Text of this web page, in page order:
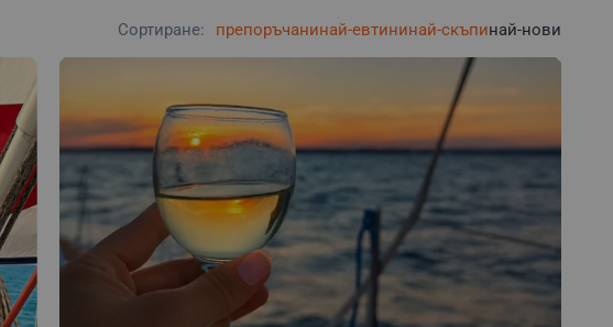
Сортиране: препоръчанинай-евтининай-скъпинай-нови